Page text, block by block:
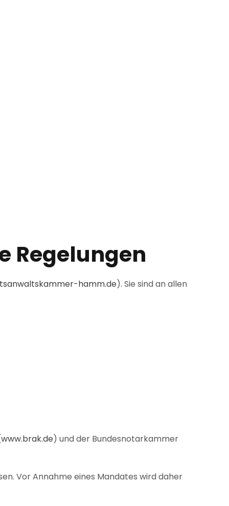
Regelungen
hamm.de). Sie sind an allen
www.brak.de) und der Bundesnotarkammer
Vor Annahme eines Mandates wird daher